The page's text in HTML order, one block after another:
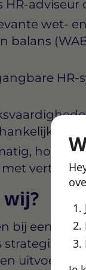
HR-
wet-
balans
HR-
houdt
bij een